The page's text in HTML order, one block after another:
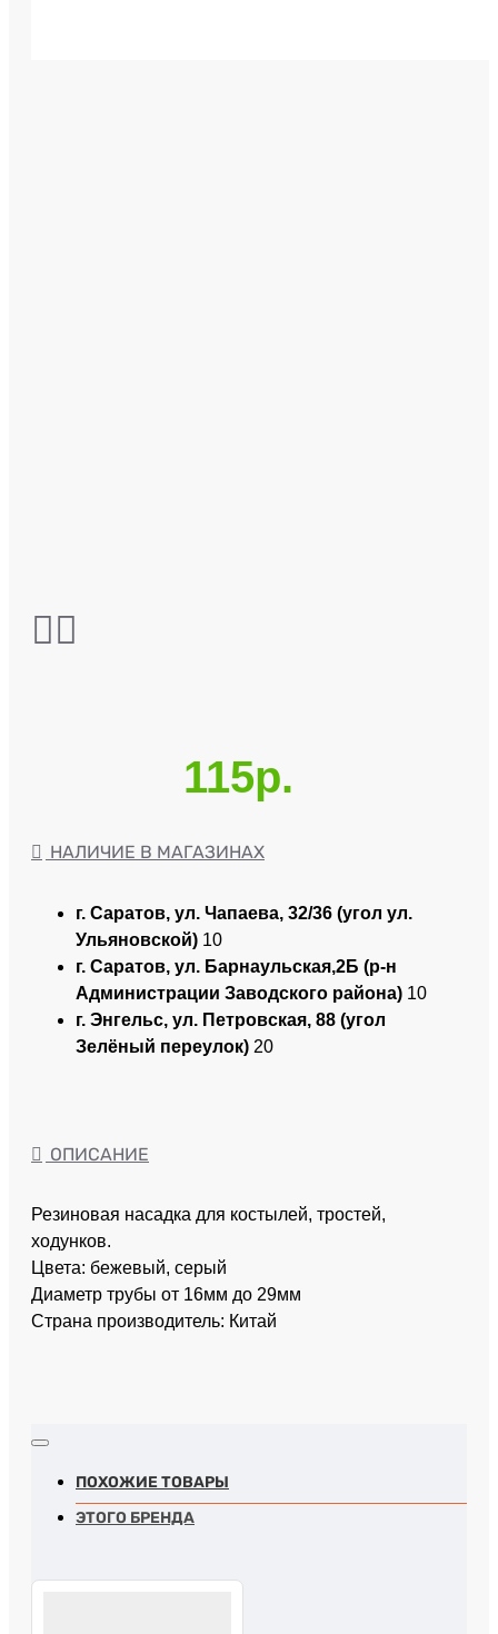
115р.
НАЛИЧИЕ В МАГАЗИНАХ
г. Саратов, ул. Чапаева, 32/36 (угол ул.
Ульяновской) 10
г. Саратов, ул. Барнаульская,2Б (р-н
Администрации Заводского района) 10
г. Энгельс, ул. Петровская, 88 (угол
Зелёный переулок) 20
ОПИСАНИЕ
Резиновая насадка для костылей, тростей,
ходунков.
Цвета: бежевый, серый
Диаметр трубы от 16мм до 29мм
Страна производитель: Китай
ПОХОЖИЕ ТОВАРЫ
ЭТОГО БРЕНДА